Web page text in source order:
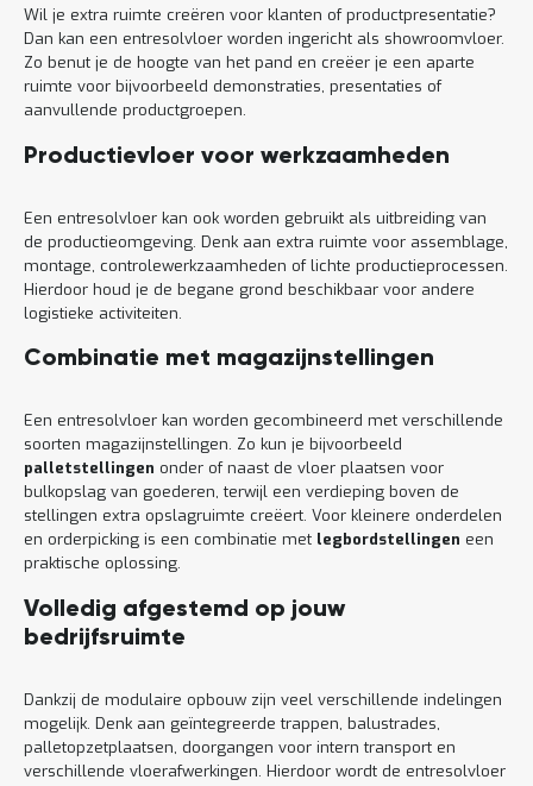
Wil je extra ruimte creëren voor klanten of productpresentatie?
Dan kan een entresolvloer worden ingericht als showroomvloer.
Zo benut je de hoogte van het pand en creëer je een aparte
ruimte voor bijvoorbeeld demonstraties, presentaties of
aanvullende productgroepen.
Productievloer voor werkzaamheden
Een entresolvloer kan ook worden gebruikt als uitbreiding van
de productieomgeving. Denk aan extra ruimte voor assemblage,
montage, controlewerkzaamheden of lichte productieprocessen.
Hierdoor houd je de begane grond beschikbaar voor andere
logistieke activiteiten.
Combinatie met magazijnstellingen
Een entresolvloer kan worden gecombineerd met verschillende
soorten magazijnstellingen. Zo kun je bijvoorbeeld
palletstellingen onder of naast de vloer plaatsen voor
bulkopslag van goederen, terwijl een verdieping boven de
stellingen extra opslagruimte creëert. Voor kleinere onderdelen
en orderpicking is een combinatie met legbordstellingen een
praktische oplossing.
Volledig afgestemd op jouw
bedrijfsruimte
Dankzij de modulaire opbouw zijn veel verschillende indelingen
mogelijk. Denk aan geïntegreerde trappen, balustrades,
palletopzetplaatsen, doorgangen voor intern transport en
verschillende vloerafwerkingen. Hierdoor wordt de entresolvloer